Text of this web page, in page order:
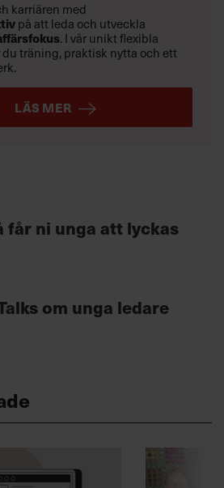
får ni unga att lyckas
om unga ledare
karriären med
på att leda och utveckla
. I vår unikt flexibla
du träning, praktisk nytta och ett
LÄS MER